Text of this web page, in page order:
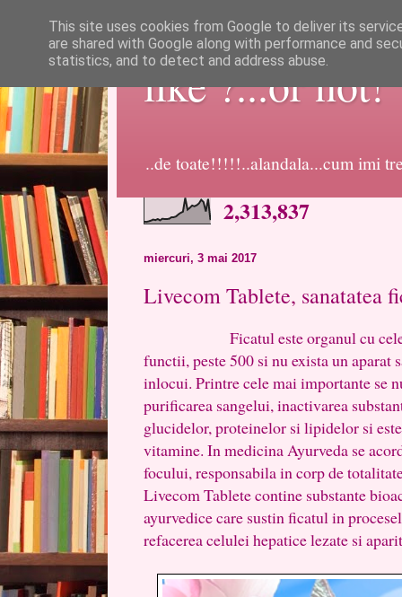
like ?...or not!
..de toate!!!!!..alandala...cum imi
2,313,837
miercuri, 3 mai 2017
Livecom Tablete, sanatatea
Ficatul este organul cu cele
functii, peste 500 si nu exista un aparat
inlocui. Printre cele mai importante se
purificarea sangelui, inactivarea
glucidelor, proteinelor si lipidelor si
vitamine. In medicina Ayurveda se
focului, responsabila in corp de
Livecom Tablete contine substante
ayurvedice care sustin ficatul in
refacerea celulei hepatice lezate si
This site uses cookies from Google to deliver its
are shared with Google along with performance and
statistics, and to detect and address abuse.